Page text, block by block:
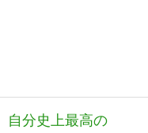
自分史上最高の